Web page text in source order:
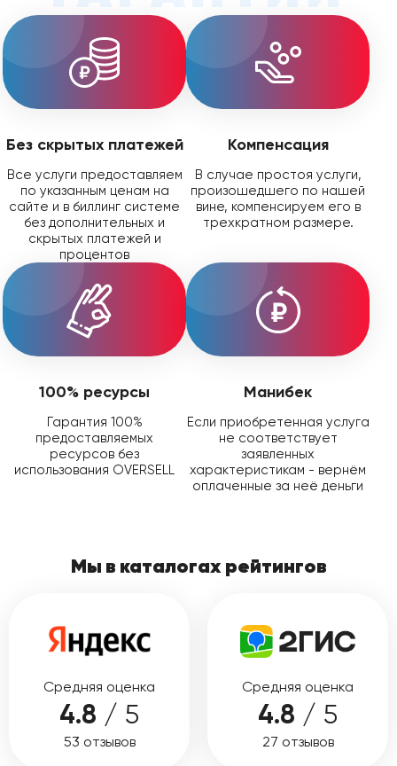
Без скрытых платежей
Все услуги предоставляем
по указанным ценам на
сайте и в биллинг системе
без дополнительных и
скрытых платежей и
процентов
Компенсация
В случае простоя услуги,
произошедшего по нашей
вине, компенсируем его в
трехкратном размере.
100% ресурсы
Гарантия 100%
предоставляемых
ресурсов без
использования OVERSELL
Манибек
Если приобретенная услуга
не соответствует
заявленных
характеристикам - вернём
оплаченные за неё деньги
Мы в каталогах рейтингов
Средняя оценка
4.8 / 5
53 отзывов
Средняя оценка
4.8 / 5
27 отзывов